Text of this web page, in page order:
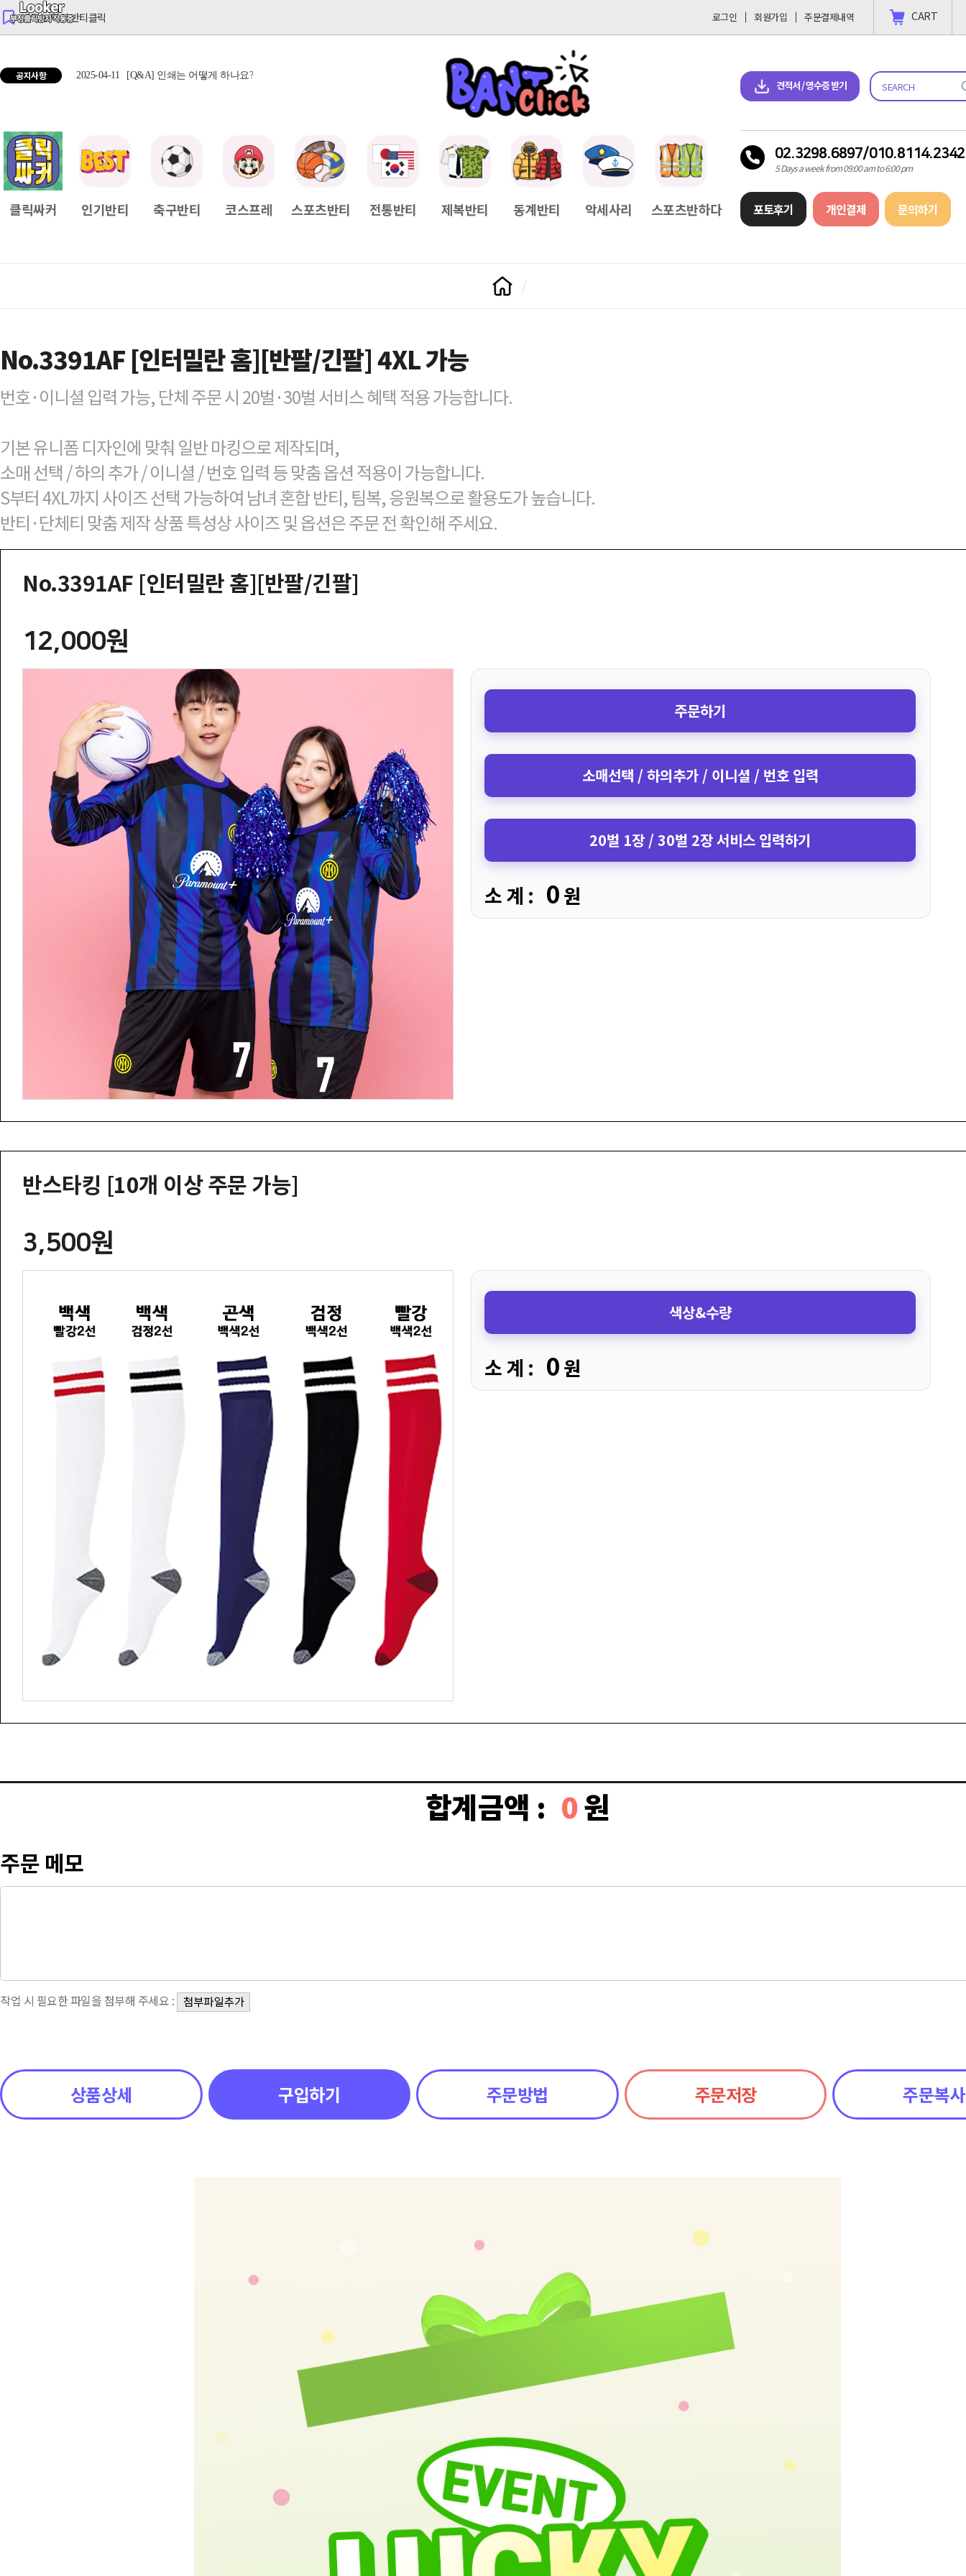
반티는 역시 반티클릭 CART
로그인 회원가입 주문결제내역
견적서 / 영수증 받기
02.3298.6897/010.8114.2342
5 Days a week from 09:00 am to 6:00 pm
포토후기 개인결제 문의하기
공지사항 2025-04-11 [Q&A] 인쇄는 어떻게 하나요? [Q&A] 배송일정이 궁금하면? 2025-04-11 [Q&A] 나눠서 결제 하고싶을땐? 견적서 & 영수증 다운로드
클릭싸커 인기반티 축구반티 코스프레 스포츠반티 전통반티 제복반티 동계반티 악세사리 스포츠반하다
No.3391AF [인터밀란 홈][반팔/긴팔] 4XL 가능
번호·이니셜 입력 가능, 단체 주문 시 20벌·30벌 서비스 혜택 적용 가능합니다.
기본 유니폼 디자인에 맞춰 일반 마킹으로 제작되며,
소매 선택 / 하의 추가 / 이니셜 / 번호 입력 등 맞춤 옵션 적용이 가능합니다.
S부터 4XL까지 사이즈 선택 가능하여 남녀 혼합 반티, 팀복, 응원복으로 활용도가 높습니다.
반티·단체티 맞춤 제작 상품 특성상 사이즈 및 옵션은 주문 전 확인해 주세요.
No.3391AF [인터밀란 홈][반팔/긴팔]
12,000원
주문하기
소매선택 / 하의추가 / 이니셜 / 번호 입력
20벌 1장 / 30벌 2장 서비스 입력하기
소 계 : 0원
반스타킹 [10개 이상 주문 가능]
3,500원
색상&수량
소 계 : 0원
합계금액 : 0원
주문 메모
작업 시 필요한 파일을 첨부해 주세요 :
상품상세 구입하기 주문방법 주문저장 주문복사